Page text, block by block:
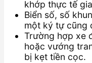
khớp thực tế
Biển số, số
một ký tự cũng
Trường hợp xe
hoặc vướng
bị kẹt tiền cọc.